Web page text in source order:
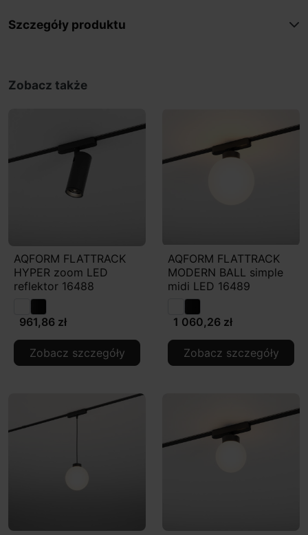
Szczegóły produktu
Zobacz także
AQFORM FLATTRACK
HYPER zoom LED
reflektor 16488
961,86 zł
Zobacz szczegóły
AQFORM FLATTRACK
MODERN BALL simple
midi LED 16489
1 060,26 zł
Zobacz szczegóły